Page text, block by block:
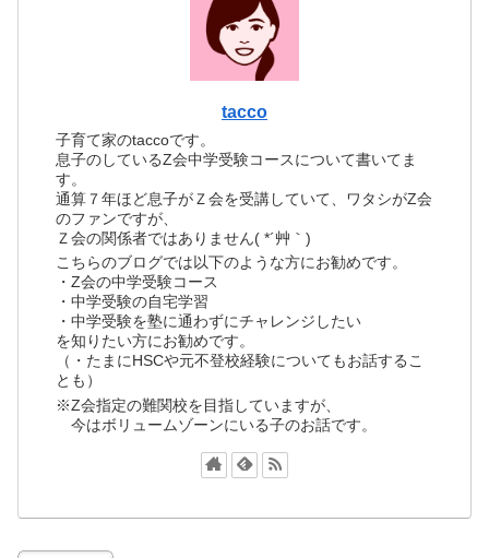
tacco
子育て家のtaccoです。
息子のしているZ会中学受験コースについて書いてま
す。
通算７年ほど息子がＺ会を受講していて、ワタシがZ会
のファンですが、
Ｚ会の関係者ではありません( *´艸｀)
こちらのブログでは以下のような方にお勧めです。
・Z会の中学受験コース
・中学受験の自宅学習
・中学受験を塾に通わずにチャレンジしたい
を知りたい方にお勧めです。
（・たまにHSCや元不登校経験についてもお話するこ
とも）
※Z会指定の難関校を目指していますが、
今はボリュームゾーンにいる子のお話です。